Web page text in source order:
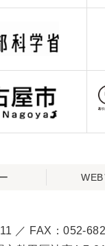
／ FAX：052-